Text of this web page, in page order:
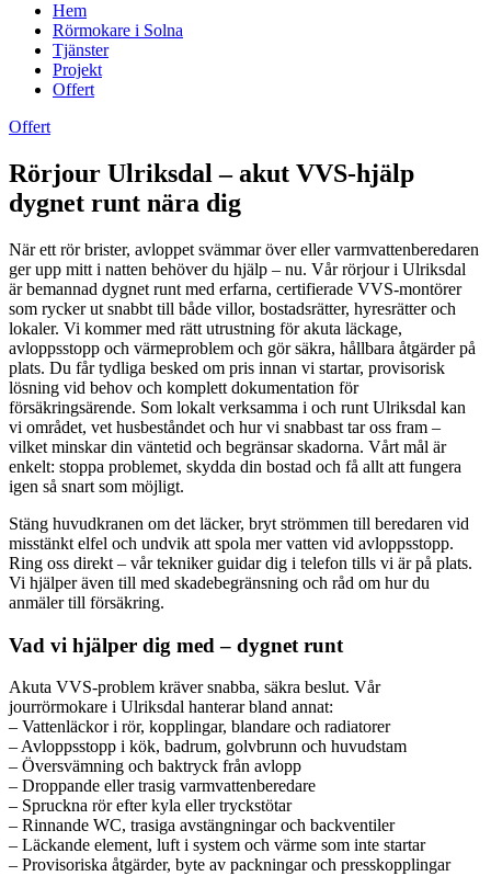
Hem
Rörmokare i Solna
Tjänster
Projekt
Offert
Offert
Rörjour Ulriksdal – akut VVS-hjälp
dygnet runt nära dig
När ett rör brister, avloppet svämmar över eller varmvattenberedaren
ger upp mitt i natten behöver du hjälp – nu. Vår rörjour i Ulriksdal
är bemannad dygnet runt med erfarna, certifierade VVS-montörer
som rycker ut snabbt till både villor, bostadsrätter, hyresrätter och
lokaler. Vi kommer med rätt utrustning för akuta läckage,
avloppsstopp och värmeproblem och gör säkra, hållbara åtgärder på
plats. Du får tydliga besked om pris innan vi startar, provisorisk
lösning vid behov och komplett dokumentation för
försäkringsärende. Som lokalt verksamma i och runt Ulriksdal kan
vi området, vet husbeståndet och hur vi snabbast tar oss fram –
vilket minskar din väntetid och begränsar skadorna. Vårt mål är
enkelt: stoppa problemet, skydda din bostad och få allt att fungera
igen så snart som möjligt.
Stäng huvudkranen om det läcker, bryt strömmen till beredaren vid
misstänkt elfel och undvik att spola mer vatten vid avloppsstopp.
Ring oss direkt – vår tekniker guidar dig i telefon tills vi är på plats.
Vi hjälper även till med skadebegränsning och råd om hur du
anmäler till försäkring.
Vad vi hjälper dig med – dygnet runt
Akuta VVS-problem kräver snabba, säkra beslut. Vår
jourrörmokare i Ulriksdal hanterar bland annat:
– Vattenläckor i rör, kopplingar, blandare och radiatorer
– Avloppsstopp i kök, badrum, golvbrunn och huvudstam
– Översvämning och baktryck från avlopp
– Droppande eller trasig varmvattenberedare
– Spruckna rör efter kyla eller tryckstötar
– Rinnande WC, trasiga avstängningar och backventiler
– Läckande element, luft i system och värme som inte startar
– Provisoriska åtgärder, byte av packningar och presskopplingar